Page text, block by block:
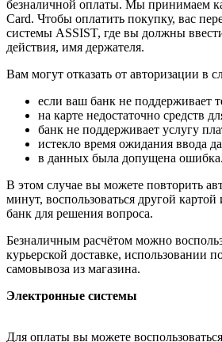
безналичной оплаты. Мы принимаем
Card. Чтобы оплатить покупку, вас
системы ASSIST, где вы должны
действия, имя держателя.
Вам могут отказать от авторизации в
если ваш банк не поддерживает
на карте недостаточно средств
банк не поддерживает услугу
истекло время ожидания ввода
в данных была допущена ошибка.
В этом случае вы можете повторить
минут, воспользоваться другой картой
банк для решения вопроса.
Безналичным расчётом можно
курьерской доставке, использовании
самовывоза из магазина.
Электронные системы
Для оплаты вы можете